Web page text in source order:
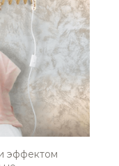
эффектом